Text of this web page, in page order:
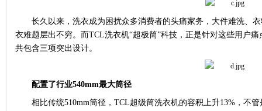
长久以来，洗衣成为困扰众多消费者的头痛家务，大件难洗、
衣难题层出不穷。而TCL洗衣机“超极筒”科技，正是针对这些用户
共包含三项突出设计。
配置了行业540mm最大筒径
相比传统510mm筒径， TCL超级筒洗衣机的容积上升13% ，不